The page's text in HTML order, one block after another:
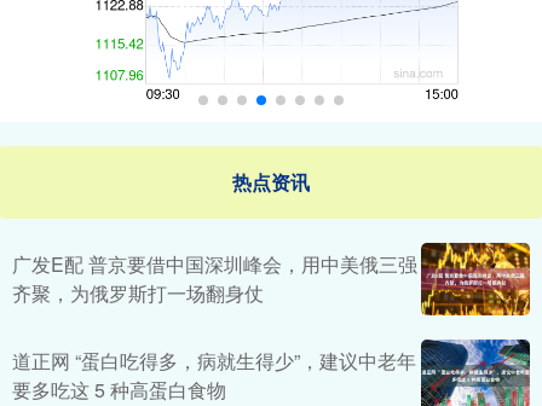
热点资讯
广发E配 普京要借中国深圳峰会，用中美俄三强
齐聚，为俄罗斯打一场翻身仗
道正网 “蛋白吃得多，病就生得少”，建议中老年
要多吃这 5 种高蛋白食物